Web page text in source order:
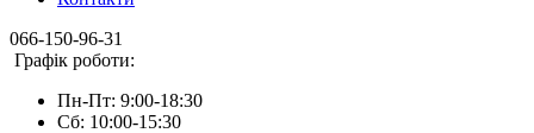
066-150-96-31
Графік роботи:
Пн-Пт: 9:00-18:30
Сб: 10:00-15:30